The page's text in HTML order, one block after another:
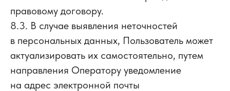
правовому договору.
8.3. В случае выявления неточностей
в персональных данных, Пользователь может
актуализировать их самостоятельно, путем
направления Оператору уведомление
на адрес электронной почты